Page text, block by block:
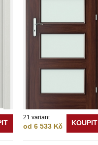
21 variant
od 6 533 Kč KOUPIT